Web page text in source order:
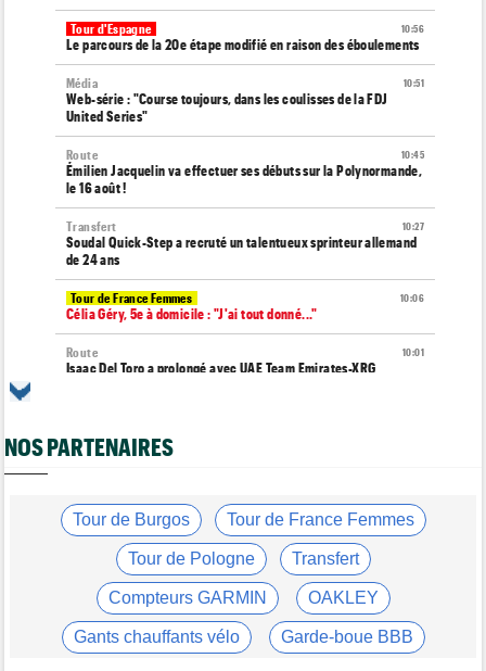
10:56
Tour d'Espagne
Le parcours de la 20e étape modifié en raison des éboulements
10:51
Média
Web-série : "Course toujours, dans les coulisses de la FDJ
United Series"
10:45
Route
Émilien Jacquelin va effectuer ses débuts sur la Polynormande,
le 16 août !
10:27
Transfert
Soudal Quick-Step a recruté un talentueux sprinteur allemand
de 24 ans
10:06
Tour de France Femmes
Célia Géry, 5e à domicile : "J'ai tout donné..."
10:01
Route
Isaac Del Toro a prolongé avec UAE Team Emirates-XRG
Cédrine Kerbaol : "Terminer deuxième, c'est un peu amer"
08:25
Média
Les vidéos cyclisme sont sur Dailymotion : Cyclism'Actu TV
Tour de Burgos
A quelle heure et sur quelle chaîne suivre la 4e étape à la TV ?
07:43
Transfert
Le Mercato vélo est ouvert... les toutes les dernières infos
NOS PARTENAIRES
Tour de Burgos Tour de France Femmes
Tour de Pologne Transfert
Compteurs GARMIN OAKLEY
Gants chauffants vélo Garde-boue BBB